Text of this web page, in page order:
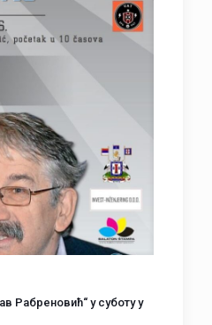
Рабреновић“ у суботу у